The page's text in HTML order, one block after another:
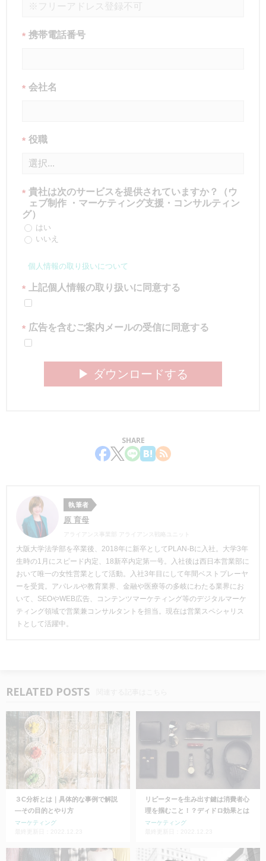
* 携帯電話番号
* 会社名
* 役職
* 貴社は次のサービスを提供されていますか？（ウ
ェブ制作 ・マーケティング支援・コンサルティン
グ）
はい
いいえ
個人情報の取り扱いについて
* 上記個人情報の取り扱いに同意する
* 広告を含むご案内メールの受信に同意する
▶︎ ダウンロードする
SHARE
執筆者
原 育母
アライアンス事業部 アライアンス戦略ユニット
大阪大学法学部を卒業後、2018年に新卒としてPLAN-Bに入社。大学3年
生時の1月にスピード内定、18新卒内定第一号。入社後は西日本営業部に
おいて唯一の女性営業として活動。入社3年目にして年間ベストプレーヤ
ーを受賞。アパレルや教育業界、金融や医療等の多岐にわたる業界にお
いて、SEOやWEB広告、コンテンツマーケティング等のデジタルマーケ
ティング領域で営業兼コンサルタントを担当。現在は営業スペシャリス
トとして活躍中。
RELATED POSTS
３C分析とは｜具体的な事例で解説
―その目的とやり方
マーケティング
リピーターを生み出す鍵は消費者心
理を掴むこと！？ディドロ効果とは
マーケティング